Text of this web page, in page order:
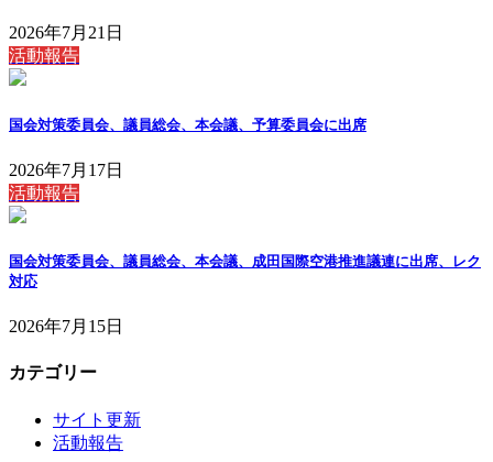
2026年7月21日
活動報告
国会対策委員会、議員総会、本会議、予算委員会に出席
2026年7月17日
活動報告
国会対策委員会、議員総会、本会議、成田国際空港推進議連に出席、レク
対応
2026年7月15日
カテゴリー
サイト更新
活動報告